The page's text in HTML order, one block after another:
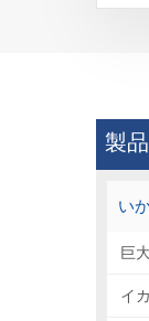
製
い
巨
イ